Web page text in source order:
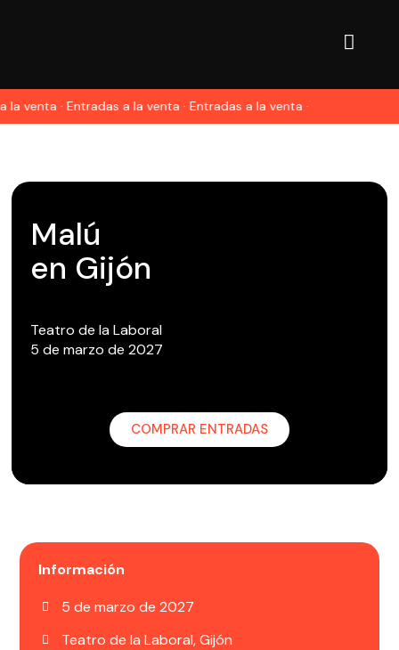
la venta · Entradas a la venta · Entradas a la venta ·
Malú
en Gijón
Teatro de la Laboral
5 de marzo de 2027
COMPRAR ENTRADAS
Información
5 de marzo de 2027
Teatro de la Laboral, Gijón